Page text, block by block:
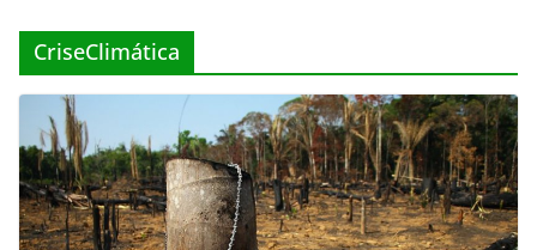
CriseClimática